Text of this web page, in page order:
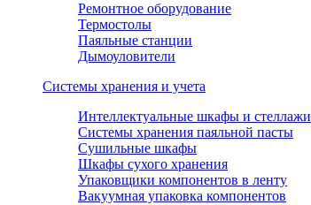
Ремонтное оборудование
Термостолы
Паяльные станции
Дымоуловители
Системы хранения и учета
Интеллектуальные шкафы и стеллажи
Системы хранения паяльной пасты
Сушильные шкафы
Шкафы сухого хранения
Упаковщики компонентов в ленту
Вакуумная упаковка компонентов